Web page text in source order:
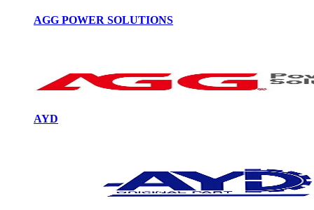
AGG POWER SOLUTIONS
AYD